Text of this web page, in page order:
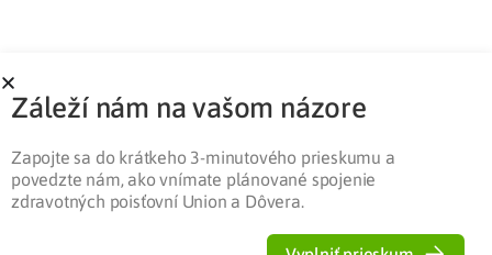
Partnerská zóna Ochrana osobných údajov
Záleží nám na vašom názore
Zapojte sa do krátkeho 3-minutového prieskumu a
povedzte nám, ako vnímate plánované spojenie
zdravotných poisťovní Union a Dôvera.